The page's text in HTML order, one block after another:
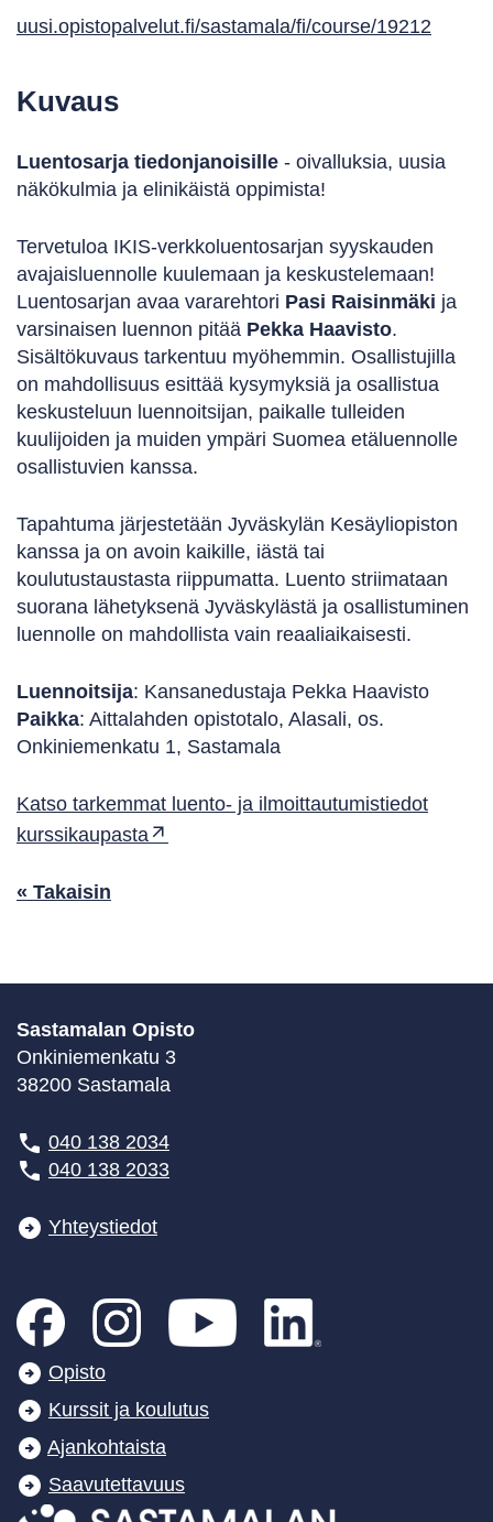
uusi.opistopalvelut.fi/sastamala/fi/course/19212
Kuvaus
Luentosarja tiedonjanoisille - oivalluksia, uusia
näkökulmia ja elinikäistä oppimista!
Tervetuloa IKIS-verkkoluentosarjan syyskauden
avajaisluennolle kuulemaan ja keskustelemaan!
Luentosarjan avaa vararehtori Pasi Raisinmäki ja
varsinaisen luennon pitää Pekka Haavisto.
Sisältökuvaus tarkentuu myöhemmin. Osallistujilla
on mahdollisuus esittää kysymyksiä ja osallistua
keskusteluun luennoitsijan, paikalle tulleiden
kuulijoiden ja muiden ympäri Suomea etäluennolle
osallistuvien kanssa.
Tapahtuma järjestetään Jyväskylän Kesäyliopiston
kanssa ja on avoin kaikille, iästä tai
koulutustaustasta riippumatta. Luento striimataan
suorana lähetyksenä Jyväskylästä ja osallistuminen
luennolle on mahdollista vain reaaliaikaisesti.
Luennoitsija: Kansanedustaja Pekka Haavisto
Paikka: Aittalahden opistotalo, Alasali, os.
Onkiniemenkatu 1, Sastamala
Katso tarkemmat luento- ja ilmoittautumistiedot
kurssikaupasta
« Takaisin
Sastamalan Opisto
Onkiniemenkatu 3
38200 Sastamala
040 138 2034
040 138 2033
Yhteystiedot
Opisto
Kurssit ja koulutus
Ajankohtaista
Saavutettavuus